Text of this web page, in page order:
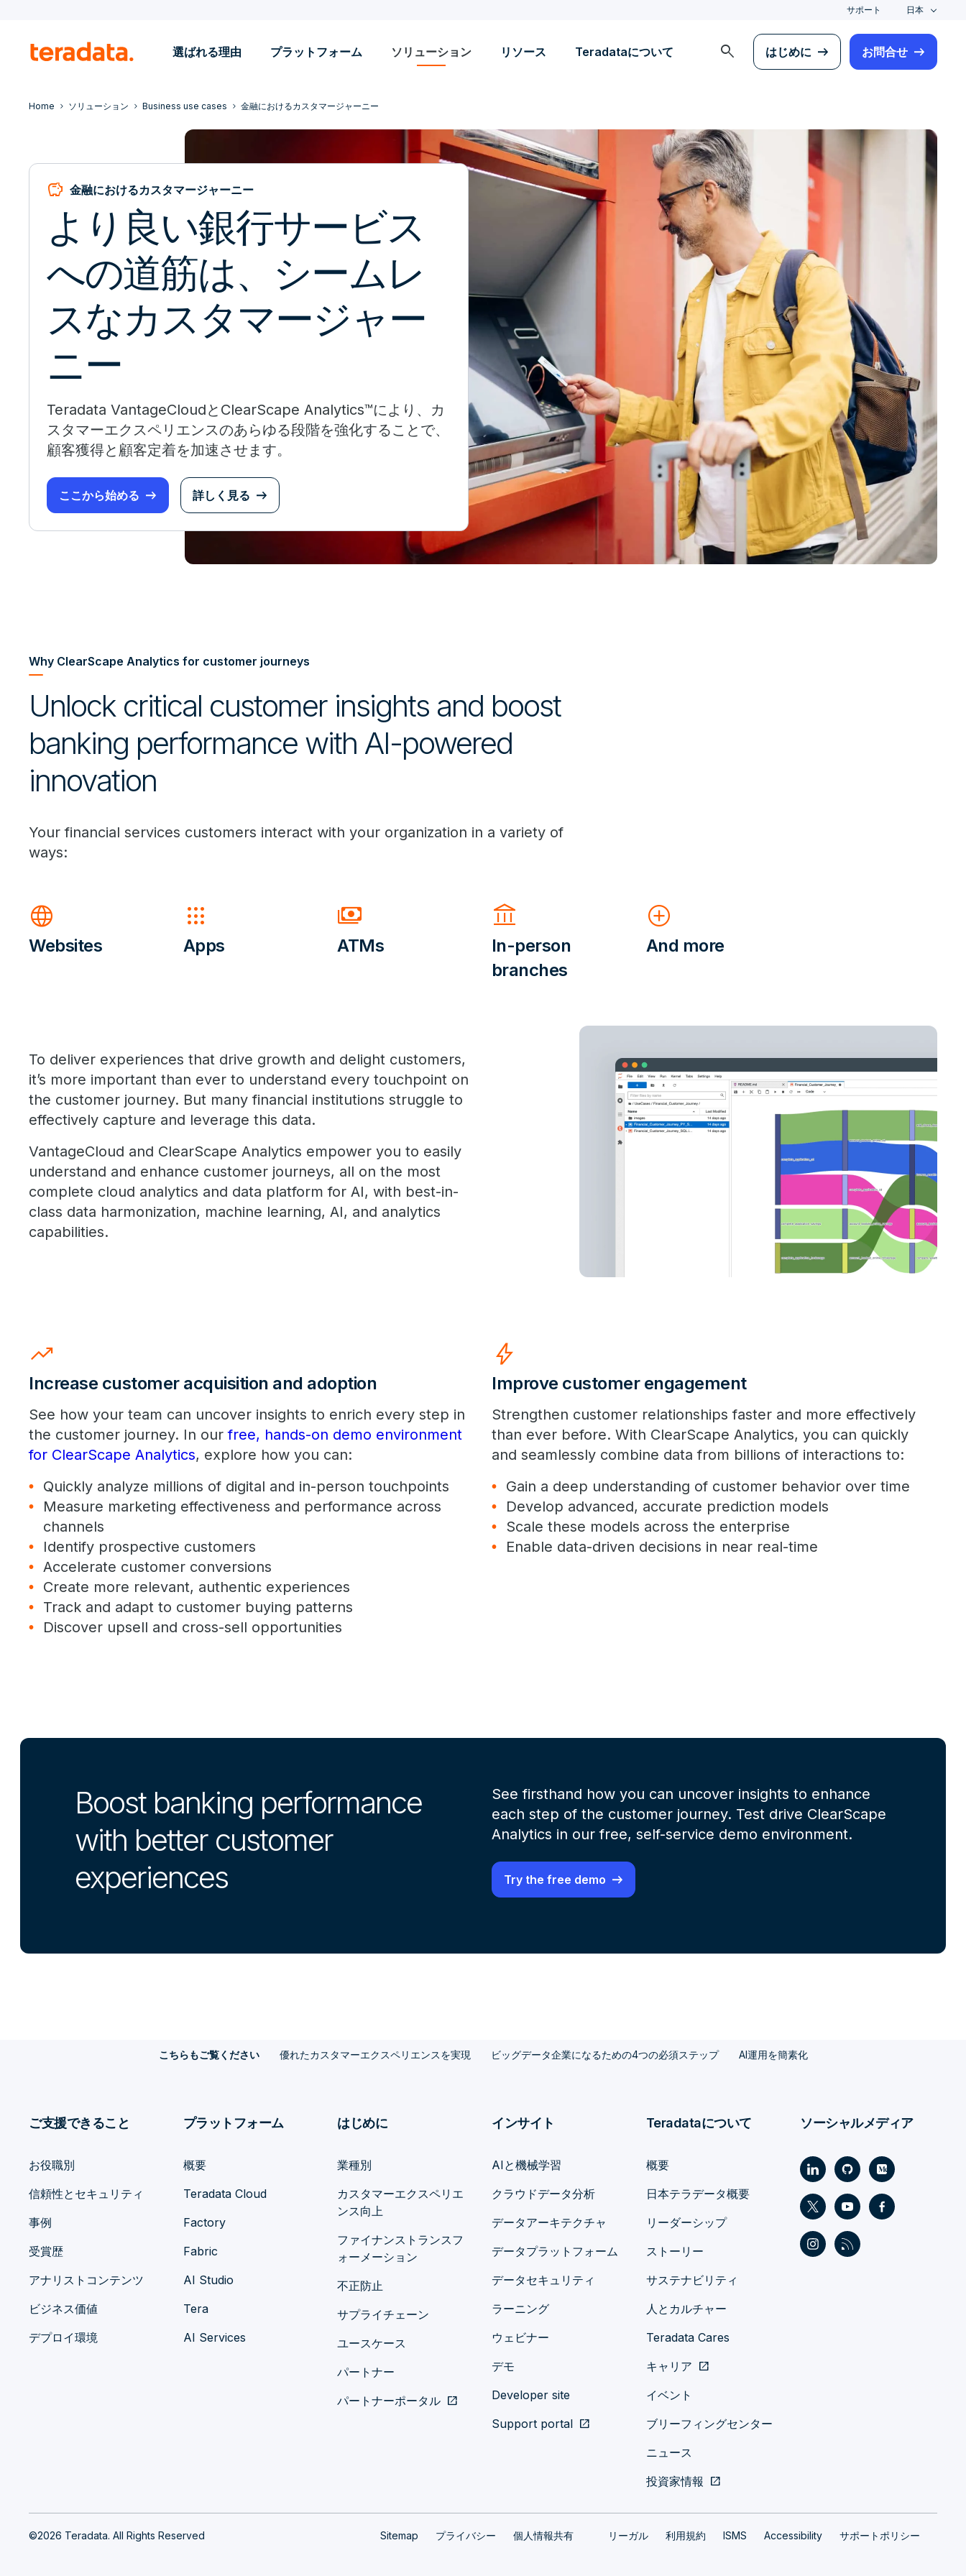
サポート 日本
選ばれる理由 プラットフォーム ソリューション リソース Teradataについて search はじめに お問合せ
Home ソリューション Business use cases 金融におけるカスタマージャーニー
savings 金融におけるカスタマージャーニー
より良い銀行サービス
への道筋は、シームレ
スなカスタマージャー
ニー
Teradata VantageCloudとClearScape Analytics™により、カ
スタマーエクスペリエンスのあらゆる段階を強化することで、
顧客獲得と顧客定着を加速させます。
ここから始める 詳しく見る
Why ClearScape Analytics for customer journeys
Unlock critical customer insights and boost
banking performance with AI-powered
innovation
Your financial services customers interact with your organization in a variety of
ways:
language
Websites
apps
Apps
payments
ATMs
account_balance
In-person
branches
add_circle
And more
To deliver experiences that drive growth and delight customers,
it’s more important than ever to understand every touchpoint on
the customer journey. But many financial institutions struggle to
effectively capture and leverage this data.
VantageCloud and ClearScape Analytics empower you to easily
understand and enhance customer journeys, all on the most
complete cloud analytics and data platform for AI, with best-in-
class data harmonization, machine learning, AI, and analytics
capabilities.
trending_up
Increase customer acquisition and adoption
See how your team can uncover insights to enrich every step in
the customer journey. In ourfree, hands-on demo environment
for ClearScape Analytics, explore how you can:
Quickly analyze millions of digital and in-person touchpoints
Measure marketing effectiveness and performance across
channels
Identify prospective customers
Accelerate customer conversions
Create more relevant, authentic experiences
Track and adapt to customer buying patterns
Discover upsell and cross-sell opportunities
bolt
Improve customer engagement
Strengthen customer relationships faster and more effectively
than ever before. With ClearScape Analytics, you can quickly
and seamlessly combine data from billions of interactions to:
Gain a deep understanding of customer behavior over time
Develop advanced, accurate prediction models
Scale these models across the enterprise
Enable data-driven decisions in near real-time
Boost banking performance
with better customer
experiences
See firsthand how you can uncover insights to enhance
each step of the customer journey. Test drive ClearScape
Analytics in our free, self-service demo environment.
Try the free demo
こちらもご覧ください 優れたカスタマーエクスペリエンスを実現 ビッグデータ企業になるための4つの必須ステップ AI運用を簡素化
ご支援できること
お役職別
信頼性とセキュリティ
事例
受賞歴
アナリストコンテンツ
ビジネス価値
デプロイ環境
プラットフォーム
概要
Teradata Cloud
Factory
Fabric
AI Studio
Tera
AI Services
はじめに
業種別
カスタマーエクスペリエ
ンス向上
ファイナンストランスフ
ォーメーション
不正防止
サプライチェーン
ユースケース
パートナー
パートナーポータル open_in_new
インサイト
AIと機械学習
クラウドデータ分析
データアーキテクチャ
データプラットフォーム
データセキュリティ
ラーニング
ウェビナー
デモ
Developer site
Support portal open_in_new
Teradataについて
概要
日本テラデータ概要
リーダーシップ
ストーリー
サステナビリティ
人とカルチャー
Teradata Cares
キャリア open_in_new
イベント
ブリーフィングセンター
ニュース
投資家情報 open_in_new
ソーシャルメディア
©2026 Teradata. All Rights Reserved Sitemap プライバシー 個人情報共有 リーガル 利用規約 ISMS Accessibility サポートポリシー